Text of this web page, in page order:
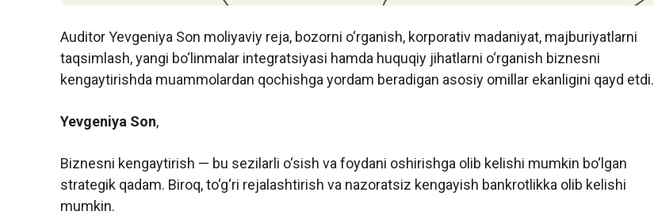
Auditor Yevgeniya Son moliyaviy reja, bozorni o‘rganish, korporativ madaniyat, majburiyatlarni
taqsimlash, yangi bo‘linmalar integratsiyasi hamda huquqiy jihatlarni o‘rganish biznesni
kengaytirishda muammolardan qochishga yordam beradigan asosiy omillar ekanligini qayd etdi.
Yevgeniya Son,
Biznesni kengaytirish — bu sezilarli o‘sish va foydani oshirishga olib kelishi mumkin bo‘lgan
strategik qadam. Biroq, to‘g‘ri rejalashtirish va nazoratsiz kengayish bankrotlikka olib kelishi
mumkin.